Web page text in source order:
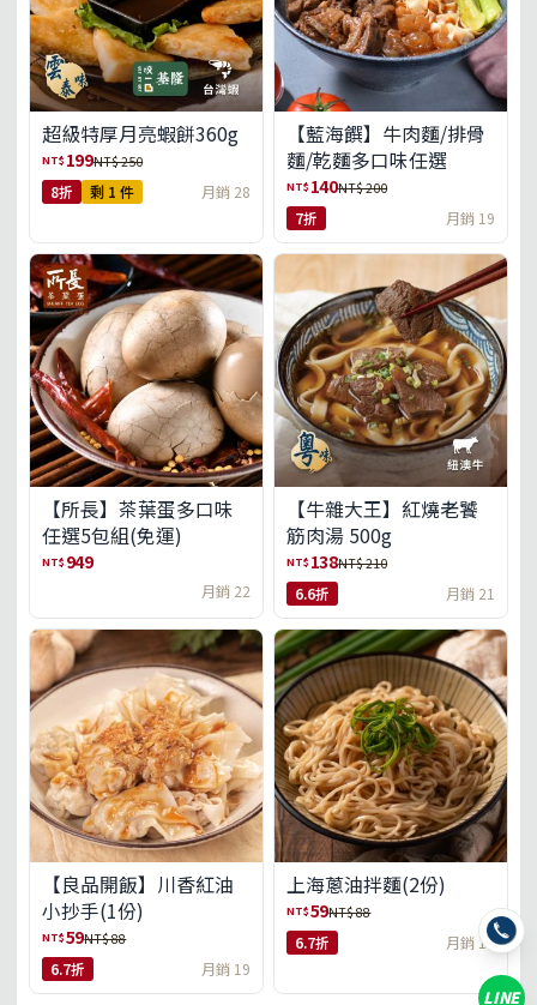
超級特厚月亮蝦餅360g
NT$ 199NT$ 250
8折 剩 1 件 月銷 28
【藍海饌】牛肉麵/排骨
麵/乾麵多口味任選
NT$ 140NT$ 200
7折 月銷 19
【所長】茶葉蛋多口味
任選5包組(免運)
NT$ 949
月銷 22
【牛雜大王】紅燒老饕
筋肉湯 500g
NT$ 138NT$ 210
6.6折 月銷 21
【良品開飯】川香紅油
小抄手(1份)
NT$59NT$ 88
6.7折 月銷 19
上海蔥油拌麵(2份)
NT$59NT$ 88
6.7折 月銷 18
LINE